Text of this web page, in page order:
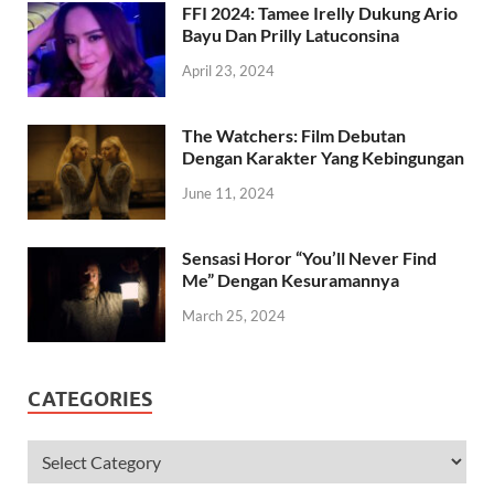
FFI 2024: Tamee Irelly Dukung Ario
Bayu Dan Prilly Latuconsina
April 23, 2024
The Watchers: Film Debutan
Dengan Karakter Yang Kebingungan
June 11, 2024
Sensasi Horor “You’ll Never Find
Me” Dengan Kesuramannya
March 25, 2024
CATEGORIES